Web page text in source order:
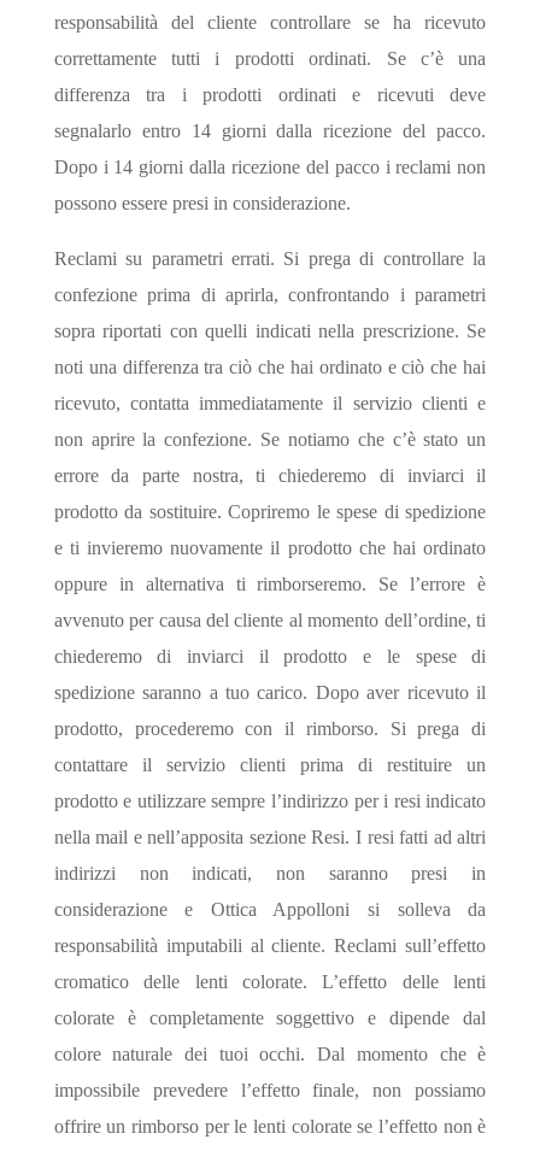
responsabilità del cliente controllare se ha ricevuto
correttamente tutti i prodotti ordinati. Se c’è una
differenza tra i prodotti ordinati e ricevuti deve
segnalarlo entro 14 giorni dalla ricezione del pacco.
Dopo i 14 giorni dalla ricezione del pacco i reclami non
possono essere presi in considerazione.
Reclami su parametri errati. Si prega di controllare la
confezione prima di aprirla, confrontando i parametri
sopra riportati con quelli indicati nella prescrizione. Se
noti una differenza tra ciò che hai ordinato e ciò che hai
ricevuto, contatta immediatamente il servizio clienti e
non aprire la confezione. Se notiamo che c’è stato un
errore da parte nostra, ti chiederemo di inviarci il
prodotto da sostituire. Copriremo le spese di spedizione
e ti invieremo nuovamente il prodotto che hai ordinato
oppure in alternativa ti rimborseremo. Se l’errore è
avvenuto per causa del cliente al momento dell’ordine, ti
chiederemo di inviarci il prodotto e le spese di
spedizione saranno a tuo carico. Dopo aver ricevuto il
prodotto, procederemo con il rimborso. Si prega di
contattare il servizio clienti prima di restituire un
prodotto e utilizzare sempre l’indirizzo per i resi indicato
nella mail e nell’apposita sezione Resi. I resi fatti ad altri
indirizzi non indicati, non saranno presi in
considerazione e Ottica Appolloni si solleva da
responsabilità imputabili al cliente. Reclami sull’effetto
cromatico delle lenti colorate. L’effetto delle lenti
colorate è completamente soggettivo e dipende dal
colore naturale dei tuoi occhi. Dal momento che è
impossibile prevedere l’effetto finale, non possiamo
offrire un rimborso per le lenti colorate se l’effetto non è